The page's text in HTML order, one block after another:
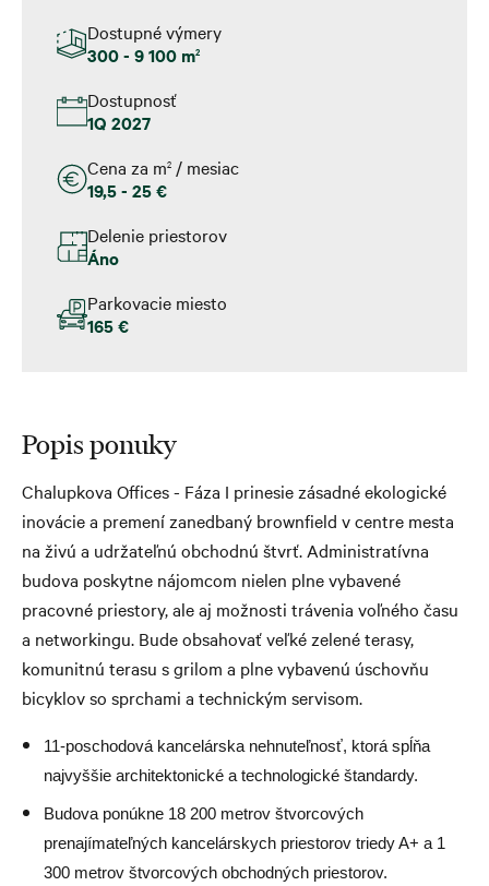
Dostupné výmery
300 - 9 100 m2
Dostupnosť
1Q 2027
Cena za m2 / mesiac
19,5 - 25 €
Delenie priestorov
Áno
Parkovacie miesto
165 €
Popis ponuky
Chalupkova Offices - Fáza I prinesie zásadné ekologické
inovácie a premení zanedbaný brownfield v centre mesta
na živú a udržateľnú obchodnú štvrť. Administratívna
budova poskytne nájomcom nielen plne vybavené
pracovné priestory, ale aj možnosti trávenia voľného času
a networkingu. Bude obsahovať veľké zelené terasy,
komunitnú terasu s grilom a plne vybavenú úschovňu
bicyklov so sprchami a technickým servisom.
11-poschodová kancelárska nehnuteľnosť, ktorá spĺňa
najvyššie architektonické a technologické štandardy.
Budova ponúkne 18 200 metrov štvorcových
prenajímateľných kancelárskych priestorov triedy A+ a 1
300 metrov štvorcových obchodných priestorov.